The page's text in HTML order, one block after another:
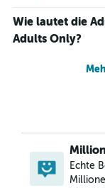
Wie lautet die
Adults Only?
Echte